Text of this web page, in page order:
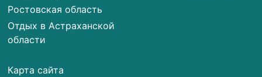
Ростовская область
Отдых в Астраханской
области
Карта сайта